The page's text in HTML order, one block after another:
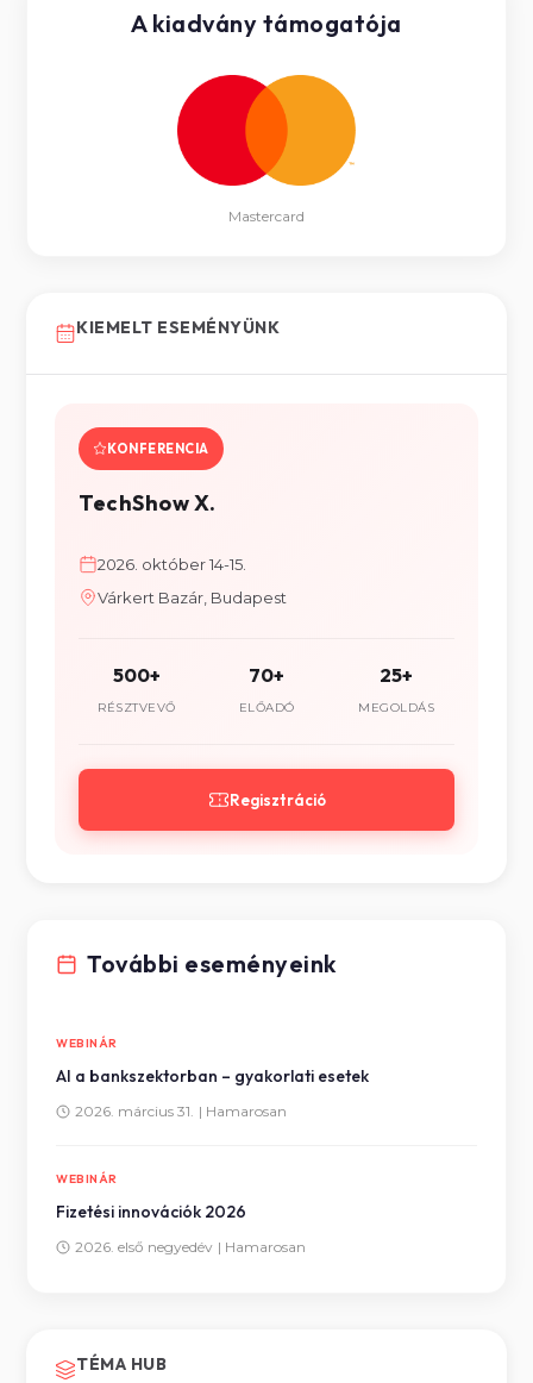
A kiadvány támogatója
Mastercard
KIEMELT ESEMÉNYÜNK
KONFERENCIA
TechShow X.
2026. október 14-15.
Várkert Bazár, Budapest
500+
RÉSZTVEVŐ
70+
ELŐADÓ
25+
MEGOLDÁS
Regisztráció
További eseményeink
WEBINÁR
AI a bankszektorban – gyakorlati esetek
2026. március 31. | Hamarosan
WEBINÁR
Fizetési innovációk 2026
2026. első negyedév | Hamarosan
TÉMA HUB